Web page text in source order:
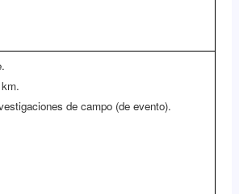
de campo (de evento).